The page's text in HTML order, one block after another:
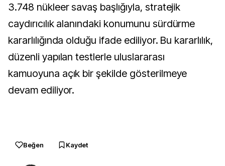
3.748 nükleer savaş başlığıyla, stratejik
caydırıcılık alanındaki konumunu sürdürme
kararlılığında olduğu ifade ediliyor. Bu kararlılık,
düzenli yapılan testlerle uluslararası
kamuoyuna açık bir şekilde gösterilmeye
devam ediliyor.
Beğen Kaydet